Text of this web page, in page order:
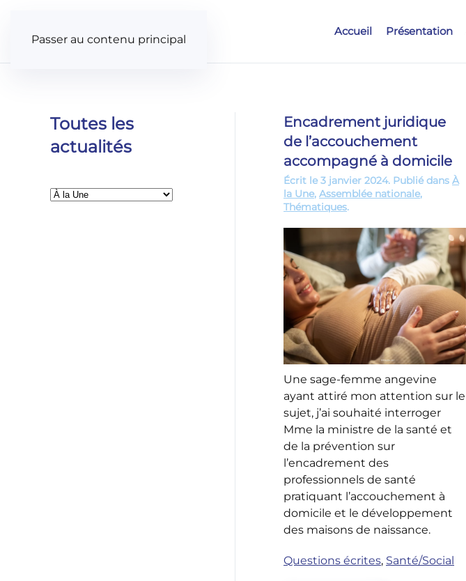
Passer au contenu principal
Accueil Présentation
Encadrement juridique
de l’accouchement
accompagné à domicile
Écrit le3 janvier 2024. Publié dans À
la Une, Assemblée nationale,
Thématiques.
Une sage-femme angevine
ayant attiré mon attention sur le
sujet, j’ai souhaité interroger
Mme la ministre de la santé et
de la prévention sur
l’encadrement des
professionnels de santé
pratiquant l’accouchement à
domicile et le développement
des maisons de naissance.
Questions écrites, Santé/Social
Toutes les
actualités
Catégories